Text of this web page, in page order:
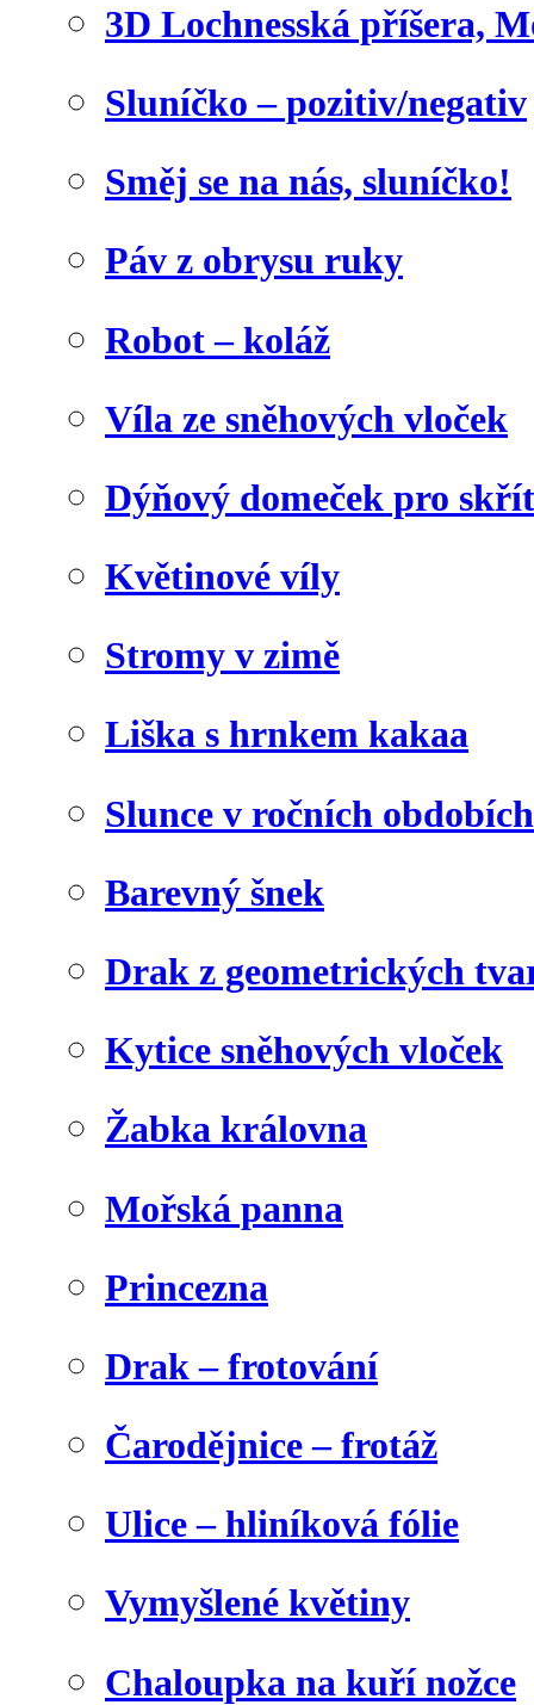
3D Lochnesská příšera,
Sluníčko – pozitiv/negativ
Směj se na nás, sluníčko!
Páv z obrysu ruky
Robot – koláž
Víla ze sněhových vloček
Dýňový domeček pro
Květinové víly
Stromy v zimě
Liška s hrnkem kakaa
Slunce v ročních obdobích
Barevný šnek
Drak z geometrických
Kytice sněhových vloček
Žabka královna
Mořská panna
Princezna
Drak – frotování
Čarodějnice – frotáž
Ulice – hliníková fólie
Vymyšlené květiny
Chaloupka na kuří nožce